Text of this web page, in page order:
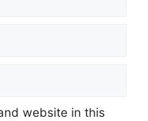
website in this